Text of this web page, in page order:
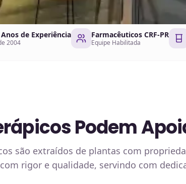
Anos de Experiência
2004
Farmacêuticos CRF-PR
Equipe Habilitada
Podem
são extraídos de plantas com
rigor e qualidade, servindo com